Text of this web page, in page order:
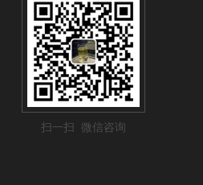
扫一扫 微信咨询